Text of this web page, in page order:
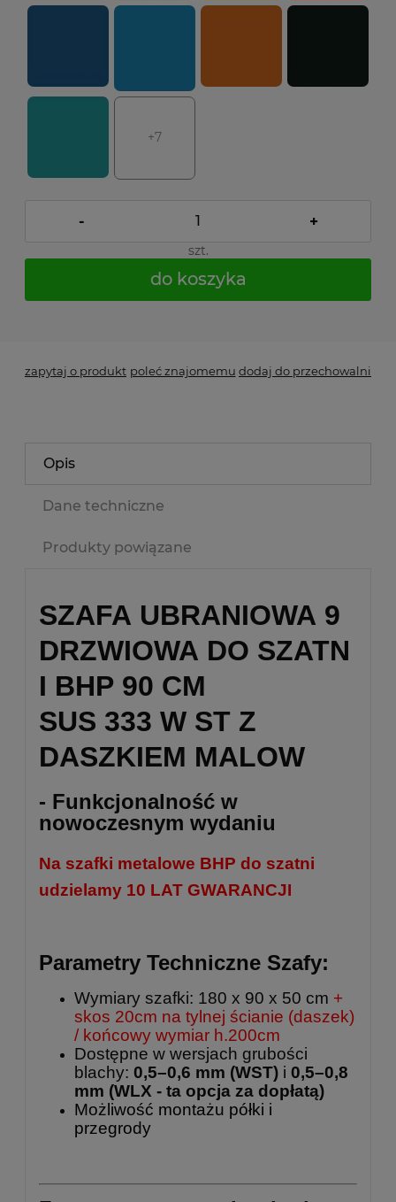
+7
- +
szt.
do koszyka
zapytaj o produkt poleć znajomemu dodaj do przechowalni
Opis
Dane techniczne
Produkty powiązane
SZAFA UBRANIOWA 9
DRZWIOWA DO SZATN
I BHP 90 CM
SUS 333 W ST Z
DASZKIEM MALOW
- Funkcjonalność w
nowoczesnym wydaniu
Na szafki metalowe BHP do szatni
udzielamy 10 LAT GWARANCJI
Parametry Techniczne Szafy:
Wymiary szafki: 180 x 90 x 50 cm +
skos 20cm na tylnej ścianie (daszek)
/ końcowy wymiar h.200cm
Dostępne w wersjach grubości
blachy: 0,5–0,6 mm (WST) i 0,5–0,8
mm (WLX - ta opcja za dopłatą)
Możliwość montażu półki i
przegrody